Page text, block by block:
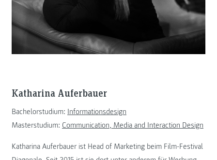
Katharina Auferbauer
Bachelorstudium: Informationsdesign
Masterstudium: Communication, Media and Interaction Design
Katharina Auferbauer ist Head of Marketing beim Film-Festival